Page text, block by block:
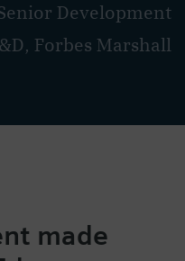
Development
Forbes Marshall
made